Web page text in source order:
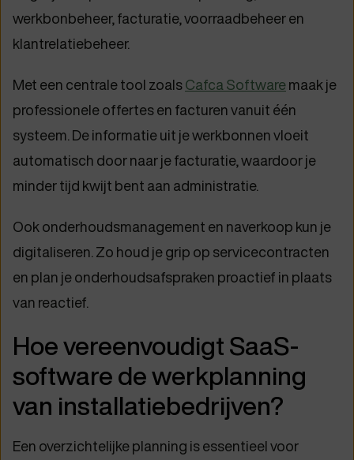
werkbonbeheer, facturatie, voorraadbeheer en
klantrelatiebeheer.
Met een centrale tool zoalsCafca Softwaremaak je
professionele offertes en facturen vanuit één
systeem. De informatie uit je werkbonnen vloeit
automatisch door naar je facturatie, waardoor je
minder tijd kwijt bent aan administratie.
Ook onderhoudsmanagement en naverkoop kun je
digitaliseren. Zo houd je grip op servicecontracten
en plan je onderhoudsafspraken proactief in plaats
van reactief.
Hoe vereenvoudigt SaaS-
software de werkplanning
van installatiebedrijven?
Een overzichtelijke planning is essentieel voor